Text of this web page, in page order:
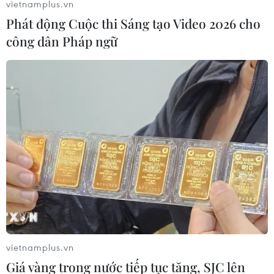
Thế giới có hơn 35 triệu ca nhiễm COVID-
19, hơn 1 triệu người tử vong
05/10/2020 02:05
Mỹ vẫn là nước chịu ảnh hưởng nặng nề nhất do dịch
bệnh với 7.636.185 ca mắc và 214.609 ca tử vong; Ấn
Độ có 6.622.180 ca mắc bệnh, trong đó có 102.714 ca tử
vong.
vietnamplus.vn
Phát động Cuộc thi Sáng tạo Video 2026 cho
công dân Pháp ngữ
vietnamplus.vn
Giá vàng trong nước tiếp tục tăng, SJC lên